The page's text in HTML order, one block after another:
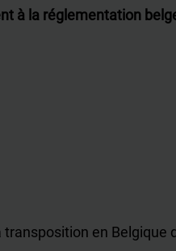
à la réglementation
en